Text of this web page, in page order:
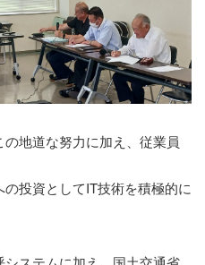
地道な努力に加え、従業員
投資としてIT技術を積極的に